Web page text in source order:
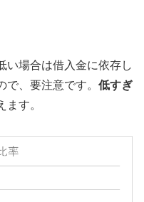
い場合は借入金に依存し
、要注意です。 低すぎ
ます。